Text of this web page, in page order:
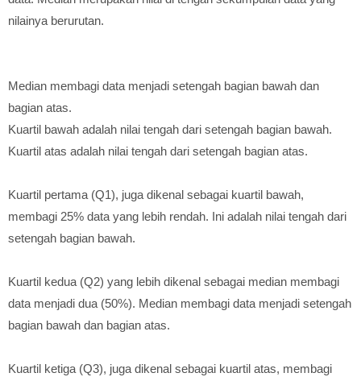
nilainya berurutan.
Median membagi data menjadi setengah bagian bawah dan
bagian atas.
Kuartil bawah adalah nilai tengah dari setengah bagian bawah.
Kuartil atas adalah nilai tengah dari setengah bagian atas.
Kuartil pertama (Q1), juga dikenal sebagai kuartil bawah,
membagi 25% data yang lebih rendah. Ini adalah nilai tengah dari
setengah bagian bawah.
Kuartil kedua (Q2) yang lebih dikenal sebagai median membagi
data menjadi dua (50%). Median membagi data menjadi setengah
bagian bawah dan bagian atas.
Kuartil ketiga (Q3), juga dikenal sebagai kuartil atas, membagi